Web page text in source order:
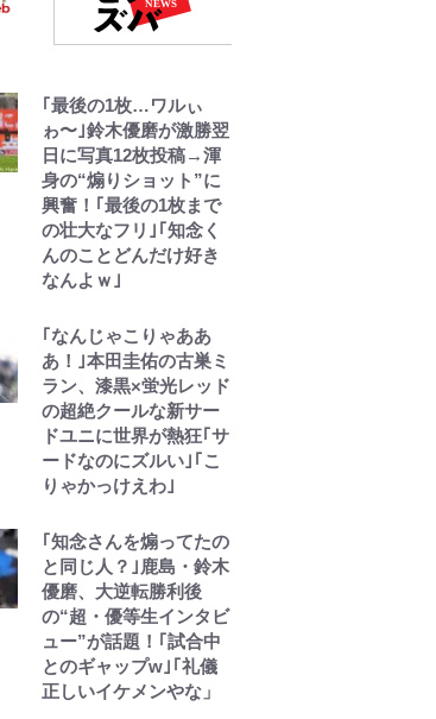
テン大襲撃
でっかい男になりたい
ゾ
｢最後の1枚…ワルぃ
ゎ〜｣鈴木優磨が激勝翌
日に写真12枚投稿→渾
身の“煽りショット”に
興奮！｢最後の1枚まで
の壮大なフリ｣｢知念く
んのことどんだけ好き
なんよｗ｣
｢なんじゃこりゃああ
あ！｣本田圭佑の古巣ミ
ラン、漆黒×蛍光レッド
の超絶クールな新サー
ドユニに世界が熱狂｢サ
ードなのにズルい｣｢こ
りゃかっけえわ｣
｢知念さんを煽ってたの
と同じ人？｣鹿島・鈴木
優磨、大逆転勝利後
の“超・優等生インタビ
ュー”が話題！｢試合中
とのギャップw｣｢礼儀
正しいイケメンやな」